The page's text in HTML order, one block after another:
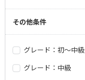
その他条件
グレード：初～中級
グレード：中級